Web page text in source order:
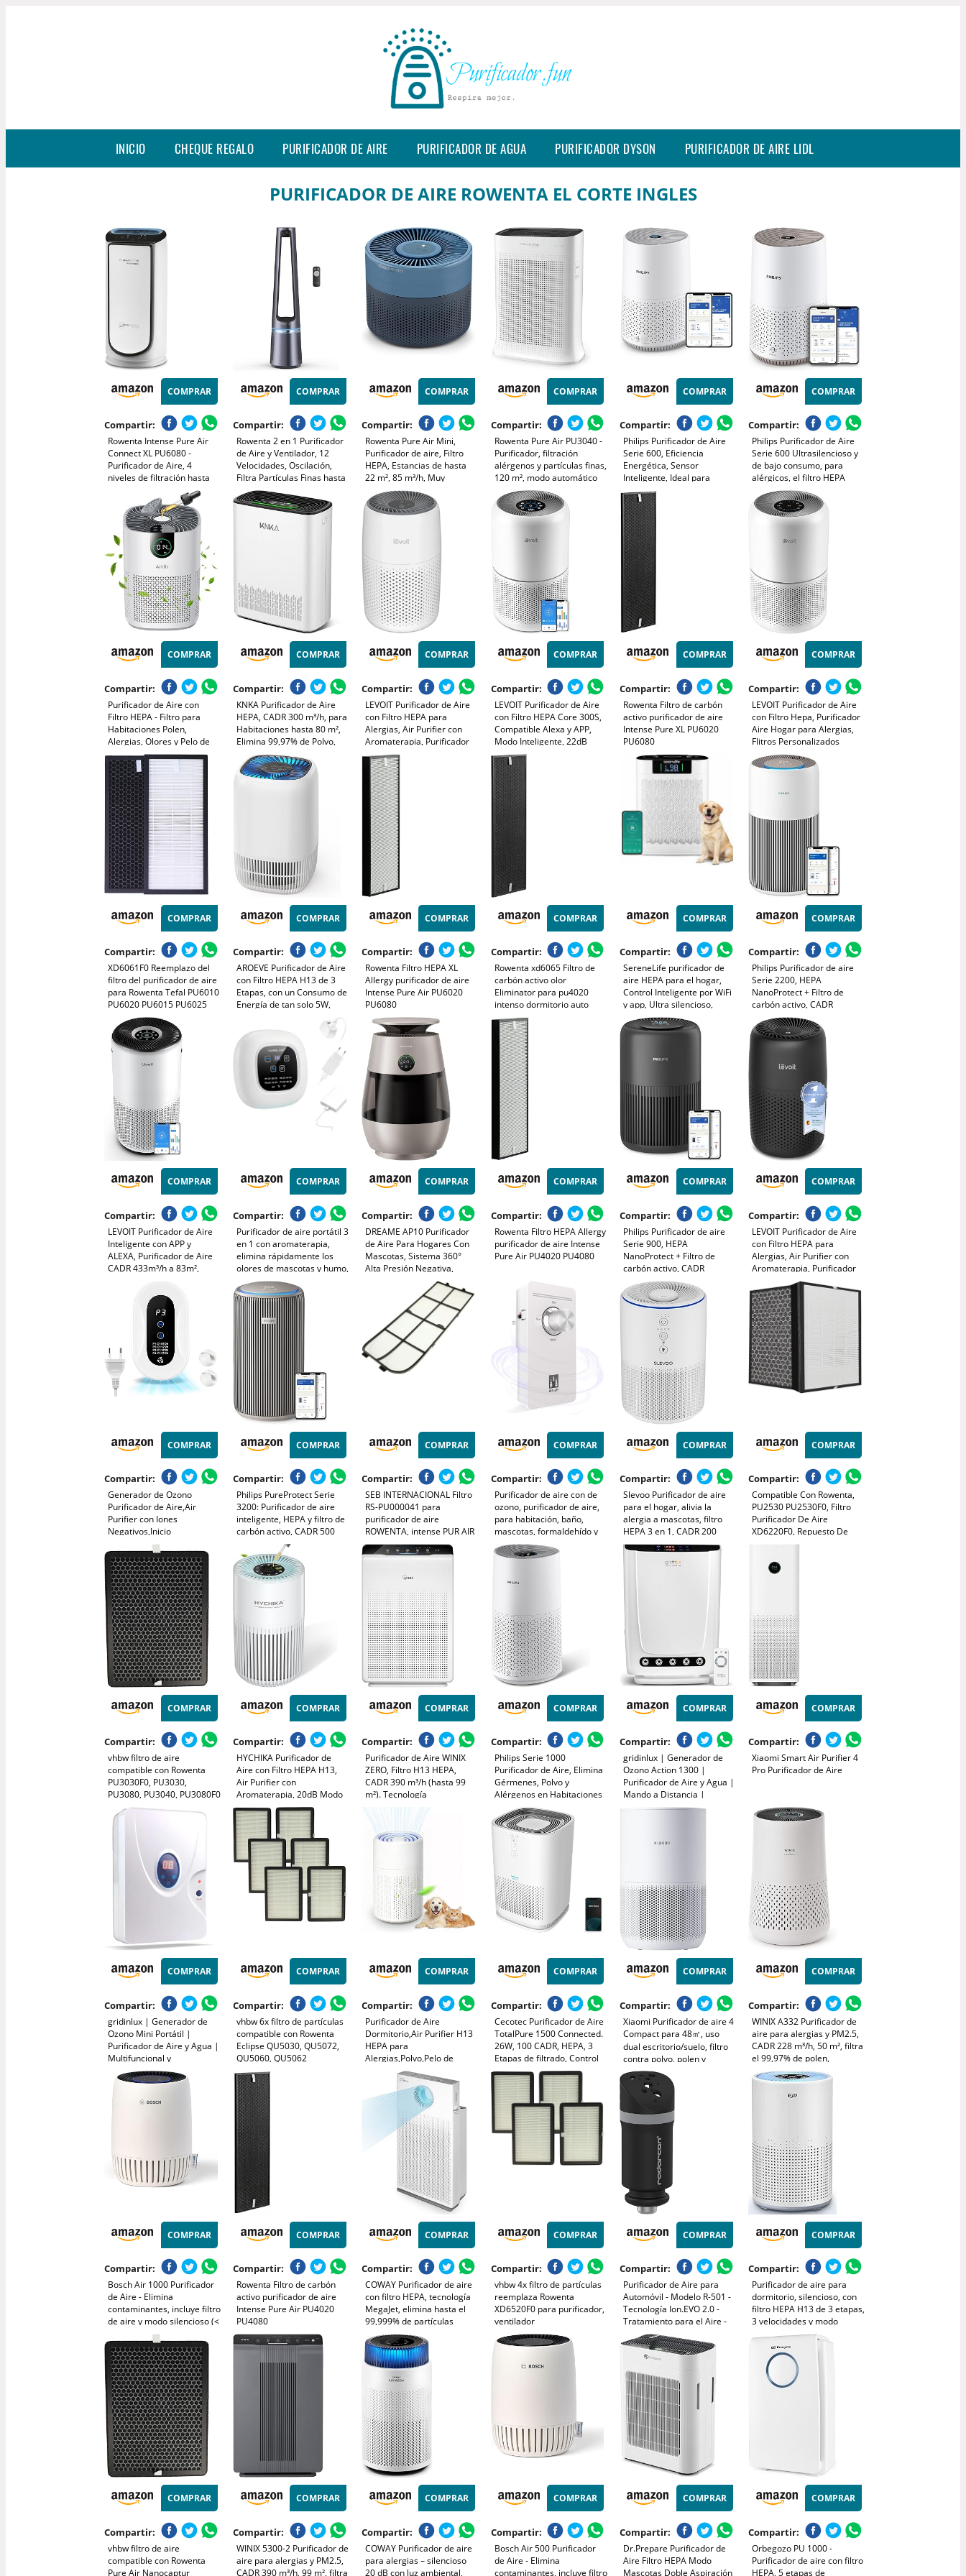
INICIO CHEQUE REGALO PURIFICADOR DE AIRE PURIFICADOR DE AGUA PURIFICADOR DYSON PURIFICADOR DE AIRE LIDL
PURIFICADOR DE AIRE ROWENTA EL CORTE INGLES
COMPRAR
Compartir:
Rowenta Intense Pure Air
Connect XL PU6080 -
Purificador de Aire, 4
niveles de filtración hasta
140 m² con sensor de nivel
de contaminación y gas de
ajuste automático
conectable mediante app
COMPRAR
Compartir:
Rowenta 2 en 1 Purificador
de Aire y Ventilador, 12
Velocidades, Oscilación,
Filtra Partículas Finas hasta
el 99,95%, Silencioso,
Mando a Distancia, Plata,
Eclipse, QU5030
COMPRAR
Compartir:
Rowenta Pure Air Mini,
Purificador de aire, Filtro
HEPA, Estancias de hasta
22 m², 85 m³/h, Muy
silencioso, Reduce malos
olores, Motor Effitech, Azul,
PU1522F0
COMPRAR
Compartir:
Rowenta Pure Air PU3040 -
Purificador, filtración
alérgenos y partículas finas,
120 m², modo automático
día y noche, temporizador,
apagado automático,
encendido programable,
COMPRAR
Compartir:
Philips Purificador de Aire
Serie 600, Eficiencia
Energética, Sensor
Inteligente, Ideal para
Alérgicos, Filtro HEPA
99,97%, Cubre Hasta 44 m²,
Control por App Philips Air+,
Blanco (AC0651/10)
COMPRAR
Compartir:
Philips Purificador de Aire
Serie 600 Ultrasilencioso y
de bajo consumo, para
alérgicos, el filtro HEPA
elimina el 99,97% de los
contaminantes, cubre hasta
44m2, controlado por app,
blanco (AC0650/10)
COMPRAR
Compartir:
Purificador de Aire con
Filtro HEPA - Filtro para
Habitaciones Polen,
Alergias, Olores y Pelo de
Mascotas, con Esponja de
Aromaterapia, 7.2W y 3
Velocidades, Silencioso
Versión Mejorada
COMPRAR
Compartir:
KNKA Purificador de Aire
HEPA, CADR 300 m³/h, para
Habitaciones hasta 80 m²,
Elimina 99,97% de Polvo,
Polen y Olores, Sensor
Inteligente, Modo Auto y
Reposo, Ideal para
COMPRAR
Compartir:
LEVOIT Purificador de Aire
con Filtro HEPA para
Alergias, Air Purifier con
Aromaterapia, Purificador
Aire Silencioso 25dB, Bajo
Consumo de Energía de 7W,
Core Mini
COMPRAR
Compartir:
LEVOIT Purificador de Aire
con Filtro HEPA Core 300S,
Compatible Alexa y APP,
Modo Inteligente, 22dB
Modo de Sueño Silencioso,
Elimina 99.97% de Alergia
Polen Ácaros Humo Pelo de
Mascota, Bajo Consumo
COMPRAR
Compartir:
Rowenta Filtro de carbón
activo purificador de aire
Intense Pure XL PU6020
PU6080
COMPRAR
Compartir:
LEVOIT Purificador de Aire
con Filtro Hepa, Purificador
Aire Hogar para Alergias,
Flitros Personalizados
Elimina 99,97% del Polen,
Polvo, Olores de Mascotas,
Temporizador
COMPRAR
Compartir:
XD6061F0 Reemplazo del
filtro del purificador de aire
para Rowenta Tefal PU6010
PU6020 PU6015 PU6025
PU6040 PU6045 Purificador
de aire XD6077F0 filtro de
HEPA y carbón activado
COMPRAR
Compartir:
AROEVE Purificador de Aire
con Filtro HEPA H13 de 3
Etapas, con un Consumo de
Energía de tan solo 5W,
Aroma, Combate el Polen,
el Humo y el Pelo de
Mascotas
COMPRAR
Compartir:
Rowenta Filtro HEPA XL
Allergy purificador de aire
Intense Pure Air PU6020
PU6080
COMPRAR
Compartir:
Rowenta xd6065 Filtro de
carbón activo olor
Eliminator para pu4020
intenso dormitorio auto
purificador de aire puro
COMPRAR
Compartir:
SereneLife purificador de
aire HEPA para el hogar,
Control Inteligente por WiFi
y app, Ultra silencioso,
Elimina polvo, Pelo de
mascotas y olores, Cubre
COMPRAR
Compartir:
Philips Purificador de aire
Serie 2200, HEPA
NanoProtect + Filtro de
carbón activo, CADR
400m³/h para 104m²,
Personas alérgicas, Ultra
silencioso, Filtro inteligente
y duradero (AC2210/10)
COMPRAR
Compartir:
LEVOIT Purificador de Aire
Inteligente con APP y
ALEXA, Purificador de Aire
CADR 433m³/h a 83m²,
PM2.5, Filtro HEPA, Elimina
el 99.97% de Alergias Polen
Polvo Olores
COMPRAR
Compartir:
Purificador de aire portátil 3
en 1 con aromaterapia,
elimina rápidamente los
olores de mascotas y humo,
devuelve el aire fresco a los
espacios pequeños y es
compatible con enchufe o
batería externa
COMPRAR
Compartir:
DREAME AP10 Purificador
de Aire Para Hogares Con
Mascotas, Sistema 360°
Alta Presión Negativa,
Purificación 5 Etapas Que
Captura Pelo y Olores,
Transparente, Tapa Curva,
Luz Eco, Control Con App
COMPRAR
Compartir:
Rowenta Filtro HEPA Allergy
purificador de aire Intense
Pure Air PU4020 PU4080
COMPRAR
Compartir:
Philips Purificador de aire
Serie 900, HEPA
NanoProtect + Filtro de
carbón activo, CADR
250m³/h para alérgicos de
65m², silencioso, inteligente
y de bajo consumo
(AC0951/13)
COMPRAR
Compartir:
LEVOIT Purificador de Aire
con Filtro HEPA para
Alergias, Air Purifier con
Aromaterapia, Purificador
Aire Silencioso, Bajo
Consumo de Energía de 7W,
Negro, Core Mini
COMPRAR
Compartir:
Generador de Ozono
Purificador de Aire,Air
Purifier con Iones
Negativos,Inicio
Desodorizando
Esterilizador de Ozono Para
BañO,con Casa Nueva,con
Organizador de
Cables,Blanco
COMPRAR
Compartir:
Philips PureProtect Serie
3200: Purificador de aire
inteligente, HEPA y filtro de
carbón activo, CADR 500
m³/h para 130 m²,
ultrasilencioso, captura el
99,97% de alérgenos, App
conectada (AC3210/12)
COMPRAR
Compartir:
SEB INTERNACIONAL Filtro
RS-PU000041 para
purificador de aire
ROWENTA, intense PUR AIR
XL
COMPRAR
Compartir:
Purificador de aire con de
ozono, purificador de aire,
para habitación, baño,
mascotas, formaldehído y
olores, alta eficiencia -
Blanco
COMPRAR
Compartir:
Slevoo Purificador de aire
para el hogar, alivia la
alergia a mascotas, filtro
HEPA 3 en 1, CADR 200
m³/h, modo de suspensión,
elimina pelo de mascotas,
humo y olores, ahorro de
COMPRAR
Compartir:
Compatible Con Rowenta,
PU2530 PU2530F0, Filtro
Purificador De Aire
XD6220F0, Repuesto De
Filtro De Carbono 2 En 1.
COMPRAR
Compartir:
vhbw filtro de aire
compatible con Rowenta
PU3030F0, PU3030,
PU3080, PU3040, PU3080F0
purificador - Filtro combi
carbón activo + Allergy+
COMPRAR
Compartir:
HYCHIKA Purificador de
Aire con Filtro HEPA H13,
Air Purifier con
Aromaterapia, 20dB Modo
Sueño, Elimina 99,97% de
Polvo, Polen, Humo y
Olores, 3 Luces Nocturnas,
Temporizador, para Hogar
y Dormitorio
COMPRAR
Compartir:
Purificador de Aire WINIX
ZERO, Filtro H13 HEPA,
CADR 390 m³/h (hasta 99
m²). Tecnología
PlasmaWave. Reduce el
99,999% Contaminantes,
Alergias y Olores.
Temporizador 8h. Para
COMPRAR
Compartir:
Philips Serie 1000
Purificador de Aire, Elimina
Gérmenes, Polvo y
Alérgenos en Habitaciones
de hasta 78 m², CADR 300
m³/h, Modo de Reposo
(AC1711/10)
COMPRAR
Compartir:
gridinlux | Generador de
Ozono Action 1300 |
Purificador de Aire y Agua |
Mando a Distancia |
Especial Hogar y Espacios
COMPRAR
Compartir:
Xiaomi Smart Air Purifier 4
Pro Purificador de Aire
COMPRAR
Compartir:
gridinlux | Generador de
Ozono Mini Portátil |
Purificador de Aire y Agua |
Multifuncional y
Desinfectante | Filtra y
Neutraliza alérgenos y
Malos olores | Potencia y
duración Personalizable |
COMPRAR
Compartir:
vhbw 6x filtro de partículas
compatible con Rowenta
Eclipse QU5030, QU5072,
QU5060, QU5062
purificador, ventilador
COMPRAR
Compartir:
Purificador de Aire
Dormitorio,Air Purifier H13
HEPA para
Alergias,Polvo,Pelo de
Mascotas,Humo y
Olores,Mini Purificador Aire
Silencioso 37 dB para
Hogar y Oficina
COMPRAR
Compartir:
Cecotec Purificador de Aire
TotalPure 1500 Connected.
26W, 100 CADR, HEPA, 3
Etapas de filtrado, Control
por Wi-fi, 2 Modos de
Funcionamiento, Sensor PM
2,5, Cobertura 40 m3 -
Blanco
COMPRAR
Compartir:
Xiaomi Purificador de aire 4
Compact para 48㎡, uso
dual escritorio/suelo, filtro
contra polvo, polen y
alérgenos, control app y
voz, modo sueño silencioso,
bajo consumo, blanco
COMPRAR
Compartir:
WINIX A332 Purificador de
aire para alergias y PM2.5,
CADR 228 m³/h, 50 m², filtra
el 99,97% de polen,
alergias, polvo y humo,
monitor de calidad del aire,
modo de suspensión y
COMPRAR
Compartir:
Bosch Air 1000 Purificador
de Aire - Elimina
contaminantes, incluye filtro
de aire y modo silencioso (<
25 dB(A)) - para superficies
de hasta 23 m² - con modo
automático - CADR: 100
m³/h
COMPRAR
Compartir:
Rowenta Filtro de carbón
activo purificador de aire
Intense Pure Air PU4020
PU4080
COMPRAR
Compartir:
COWAY Purificador de aire
con filtro HEPA, tecnología
MegaJet, elimina hasta el
99,999% de partículas
nocivas hasta 0,01 µm para
alergias al polen y al polvo,
CADR 402 m³/h - AIRMEGA
JET
COMPRAR
Compartir:
vhbw 4x filtro de partículas
reemplaza Rowenta
XD6520F0 para purificador,
ventilador
COMPRAR
Compartir:
Purificador de Aire para
Automóvil - Modelo R-501 -
Tecnología Ion.EVO 2.0 -
Tratamiento para el Aire -
Incorpora Luz LED - Ideal
para Personas Alérgicas al
Polvo - Alta Efectividad -
Radarcan
COMPRAR
Compartir:
Purificador de aire para
dormitorio, silencioso, con
filtro HEPA H13 de 3 etapas,
3 velocidades y modo
nocturno de 12 dB. Elimina
polen, polvo, caspa de
mascotas, olores, humo y
COV.
COMPRAR
Compartir:
vhbw filtro de aire
compatible con Rowenta
Pure Air Nanocaptur
COMPRAR
Compartir:
WINIX 5300-2 Purificador de
aire para alergias y PM2.5,
CADR 390 m³/h, 99 m², filtra
COMPRAR
Compartir:
COWAY Purificador de aire
para alergias – silencioso
20 dB con luz ambiental,
COMPRAR
Compartir:
Bosch Air 500 Purificador
de Aire - Elimina
contaminantes, incluye filtro
COMPRAR
Compartir:
Dr.Prepare Purificador de
Aire Filtro HEPA Modo
Mascotas Doble Aspiración
COMPRAR
Compartir:
Orbegozo PU 1000 -
Purificador de aire con filtro
HEPA, 5 etapas de